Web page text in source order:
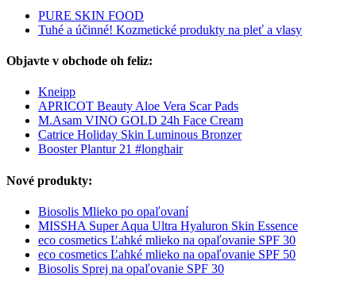
PURE SKIN FOOD
Tuhé a účinné! Kozmetické produkty na pleť a vlasy
Objavte v obchode oh feliz:
Kneipp
APRICOT Beauty Aloe Vera Scar Pads
M.Asam VINO GOLD 24h Face Cream
Catrice Holiday Skin Luminous Bronzer
Booster Plantur 21 #longhair
Nové produkty:
Biosolis Mlieko po opaľovaní
MISSHA Super Aqua Ultra Hyaluron Skin Essence
eco cosmetics Ľahké mlieko na opaľovanie SPF 30
eco cosmetics Ľahké mlieko na opaľovanie SPF 50
Biosolis Sprej na opaľovanie SPF 30